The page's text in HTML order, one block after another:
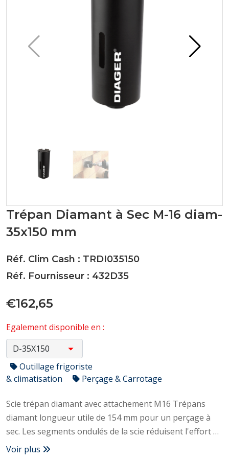
Trépan Diamant à Sec M-16 diam-
35x150 mm
Réf. Clim Cash : TRDI035150
Réf. Fournisseur : 432D35
€162,65
Egalement disponible en :
Outillage frigoriste
& climatisation
Perçage & Carrotage
Scie trépan diamant avec attachement M16 Trépans
diamant longueur utile de 154 mm pour un perçage à
sec. Les segments ondulés de la scie réduisent l'effort et
augmentent la résistance. – Segments ondulés grande
Voir plus